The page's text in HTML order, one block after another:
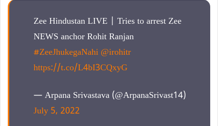
Zee Hindustan LIVE | Tries to arrest Zee
NEWS anchor Rohit Ranjan
#ZeeJhukegaNahi @irohitr
https://t.co/L4bI3CQxyG
— Arpana Srivastava (@ArpanaSrivast14)
July 5, 2022